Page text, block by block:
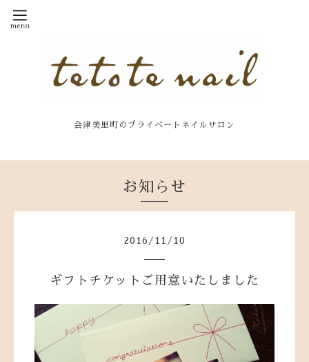
会津美里町のプライベートネイルサロン
お知らせ
2016 / 11 / 10
ギフトチケットご用意いたしました